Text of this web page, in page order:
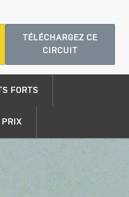
TÉLÉCHARGEZ CE
CIRCUIT
FORTS
PRIX